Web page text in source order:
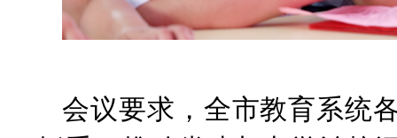
会议要求，全市教育系统